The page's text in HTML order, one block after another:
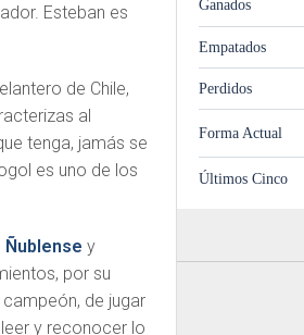
Esteban es
de Chile,
al
tenga, jamás se
es uno de los
Ñublense y
por su
de jugar
y reconocer lo